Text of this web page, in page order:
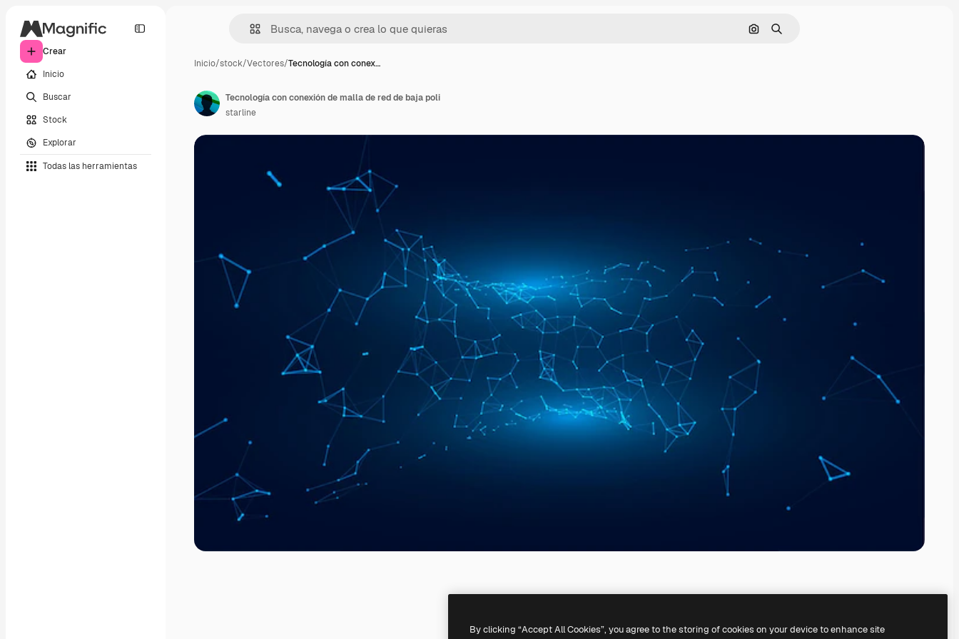
Crear
Inicio
Buscar
Stock
Explorar
Todas las herramientas
Buscar por imagen
Buscar
Inicio/stock/Vectores/Tecnología con conex…
Tecnología con conexión de malla de red de baja poli
starline
By clicking “Accept All Cookies”, you agree to the storing of cookies on your device to enhance site